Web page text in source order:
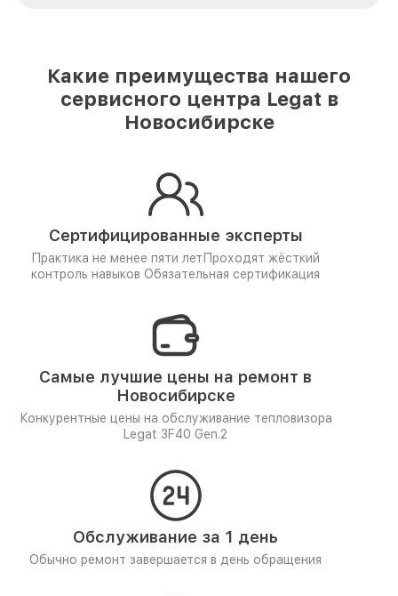
Какие преимущества нашего
сервисного центра Legat в
Новосибирске
Сертифицированные эксперты
Практика не менее пяти лет Проходят жёсткий
контроль навыков Обязательная сертификация
Самые лучшие цены на ремонт в
Новосибирске
Конкурентные цены на обслуживание тепловизора
Legat 3F40 Gen.2
Обслуживание за 1 день
Обычно ремонт завершается в день обращения